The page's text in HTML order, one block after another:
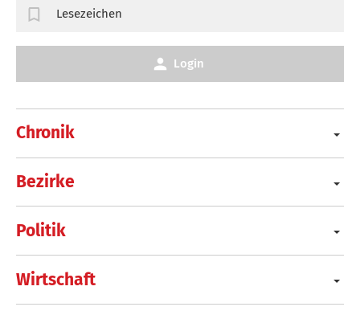
Chronik
Bezirke
Politik
Wirtschaft
Lesezeichen
Login